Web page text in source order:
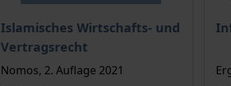
Islamisches Wirtschafts- und
Vertragsrecht
Der Preis dieses Titels richtet sich nach
Nomos, 2. Auflage 2021